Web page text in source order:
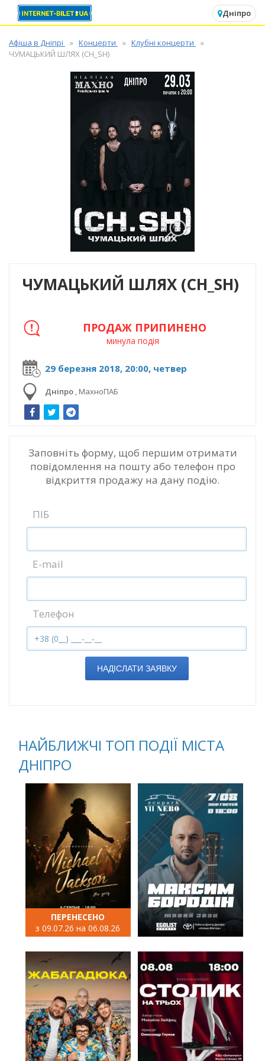
Дніпро
Афіша в Дніпрі Концерти
Клубні концерти
ЧУМАЦЬКИЙ ШЛЯХ (CH_SH)
ЧУМАЦЬКИЙ ШЛЯХ (CH_SH)
29 березня 2018, 20:00, четвер
Дніпро , МахноПАБ
ПРОДАЖ ПРИПИНЕНО
минула подія
Заповніть форму, щоб першим отримати
повідомлення на пошту або телефон про
відкриття продажу на дану подію.
ПІБ
E-mail
Телефон
НАДІСЛАТИ ЗАЯВКУ
НАЙБЛИЖЧІ ТОП ПОДІЇ МІСТА
ДНІПРО
ПЕРЕНЕСЕНО
з 09.07.26 на 06.08.26